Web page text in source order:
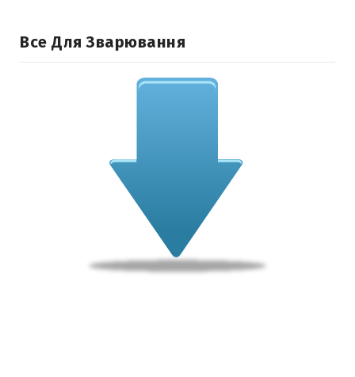
Все Для Зварювання